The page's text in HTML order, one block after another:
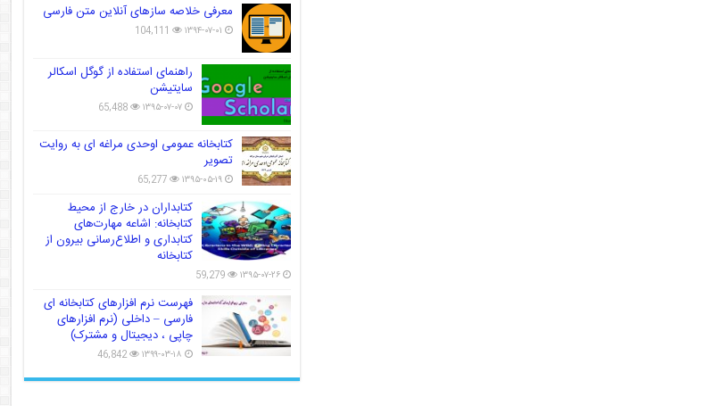
معرفی خلاصه سازهای آنلاین متن فارسی
۱۳۹۴-۰۷-۰۱ 104,111
راهنمای استفاده از گوگل اسکالر
سایتیشن
۱۳۹۵-۰۷-۰۷ 65,488
کتابخانه عمومی اوحدی مراغه ای به روایت
تصویر
۱۳۹۵-۰۵-۱۹ 65,277
کتابداران در خارج از محیط
کتابخانه: اشاعه مهارت‌های
کتابداری و اطلاع‌رسانی بیرون از
کتابخانه
۱۳۹۵-۰۷-۲۶ 59,279
فهرست نرم افزارهای کتابخانه ای
فارسی – داخلی (نرم افزارهای
چاپی ، دیجیتال و مشترک)
۱۳۹۹-۰۳-۱۸ 46,842